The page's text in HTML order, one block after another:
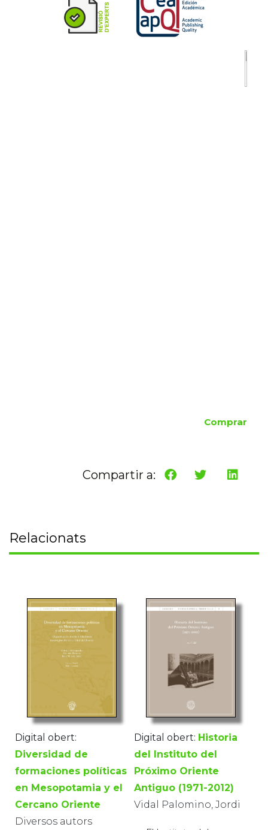
Comprar
Compartir a:
Relacionats
Digital obert:
Diversidad de
formaciones políticas
en Mesopotamia y el
Cercano Oriente
Diversos autors
Digital obert: Historia
del Instituto del
Próximo Oriente
Antiguo (1971-2012)
Vidal Palomino, Jordi